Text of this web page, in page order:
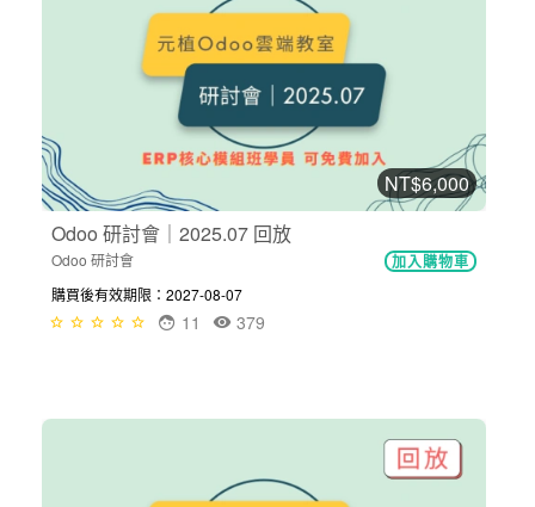
NT$6,000
Odoo 研討會｜2025.07 回放
Odoo 研討會 加入購物車
購買後有效期限：2027-08-07
379
11